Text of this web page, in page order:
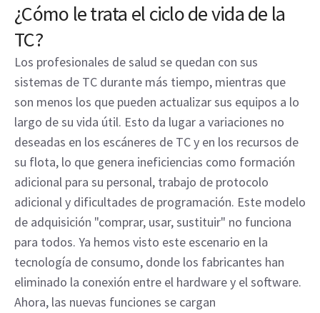
¿Cómo le trata el ciclo de vida de la
TC?
Los profesionales de salud se quedan con sus
sistemas de TC durante más tiempo, mientras que
son menos los que pueden actualizar sus equipos a lo
largo de su vida útil. Esto da lugar a variaciones no
deseadas en los escáneres de TC y en los recursos de
su flota, lo que genera ineficiencias como formación
adicional para su personal, trabajo de protocolo
adicional y dificultades de programación. Este modelo
de adquisición "comprar, usar, sustituir" no funciona
para todos. Ya hemos visto este escenario en la
tecnología de consumo, donde los fabricantes han
eliminado la conexión entre el hardware y el software.
Ahora, las nuevas funciones se cargan